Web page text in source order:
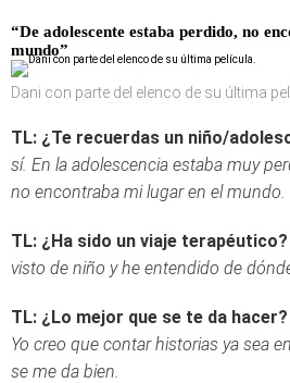
“De adolescente estaba perdido, no
mundo”
Dani con parte del elenco de su última
TL: ¿Te recuerdas un niño/
sí. En la adolescencia estaba muy
no encontraba mi lugar en el mundo.
TL: ¿Ha sido un viaje terapéutico?
visto de niño y he entendido de
TL: ¿Lo mejor que se te da hacer?
Yo creo que contar historias ya sea
se me da bien.